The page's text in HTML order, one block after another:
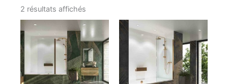
2 résultats affichés